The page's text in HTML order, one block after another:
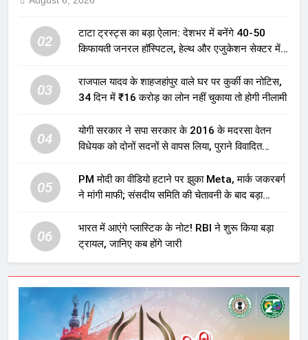
02
टाटा ट्रस्ट्स का बड़ा ऐलान: देशभर में बनेंगे 40-50
किफायती जनरल हॉस्पिटल, हेल्थ और एजुकेशन सेक्टर में
03
राजपाल यादव के शाहजहांपुर वाले घर पर कुर्की का नोटिस,
34 दिन में ₹16 करोड़ का लोन नहीं चुकाया तो होगी नीलामी
04
योगी सरकार ने सपा सरकार के 2016 के मदरसा वेतन
विधेयक को दोनों सदनों से वापस लिया, पुराने विवादित
05
PM मोदी का वीडियो हटाने पर झुका Meta, मार्क जकरबर्ग
ने मांगी माफी; संसदीय समिति की चेतावनी के बाद बड़ा
06
भारत में आएंगे प्लास्टिक के नोट! RBI ने शुरू किया बड़ा
ट्रायल, जानिए कब होंगे जारी